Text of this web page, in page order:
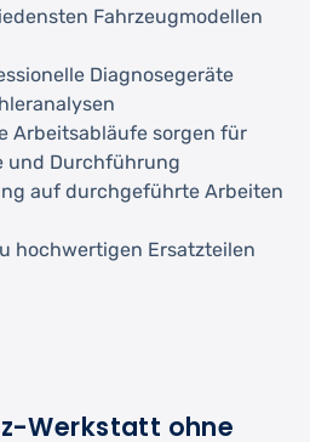
Fahrzeugmodellen
Diagnosegeräte
Arbeitsabläufe sorgen für
und Durchführung
auf durchgeführte Arbeiten
hochwertigen Ersatzteilen
Werkstatt ohne